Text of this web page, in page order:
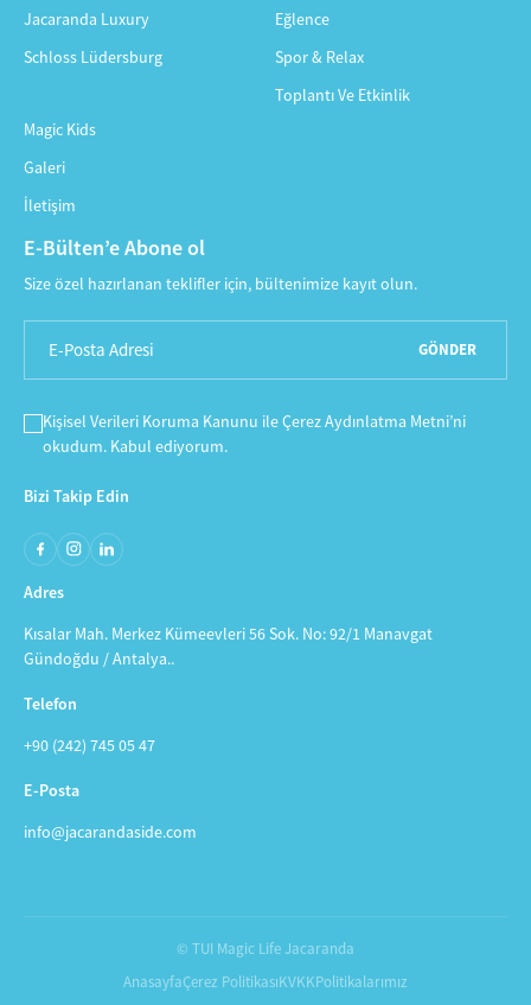
Jacaranda Luxury
Schloss Lüdersburg
Eğlence
Spor & Relax
Toplantı Ve Etkinlik
Magic Kids
Galeri
İletişim
E-Bülten’e Abone ol
Size özel hazırlanan teklifler için, bültenimize kayıt olun.
GÖNDER
Kişisel Verileri Koruma Kanunu ileÇerez Aydınlatma Metni’ni
okudum. Kabul ediyorum.
Bizi Takip Edin
Adres
Kısalar Mah. Merkez Kümeevleri 56 Sok. No: 92/1 Manavgat
Gündoğdu / Antalya..
Telefon
+90 (242) 745 05 47
E-Posta
info@jacarandaside.com
© TUI Magic Life Jacaranda
AnasayfaÇerez PolitikasıKVKKPolitikalarımız